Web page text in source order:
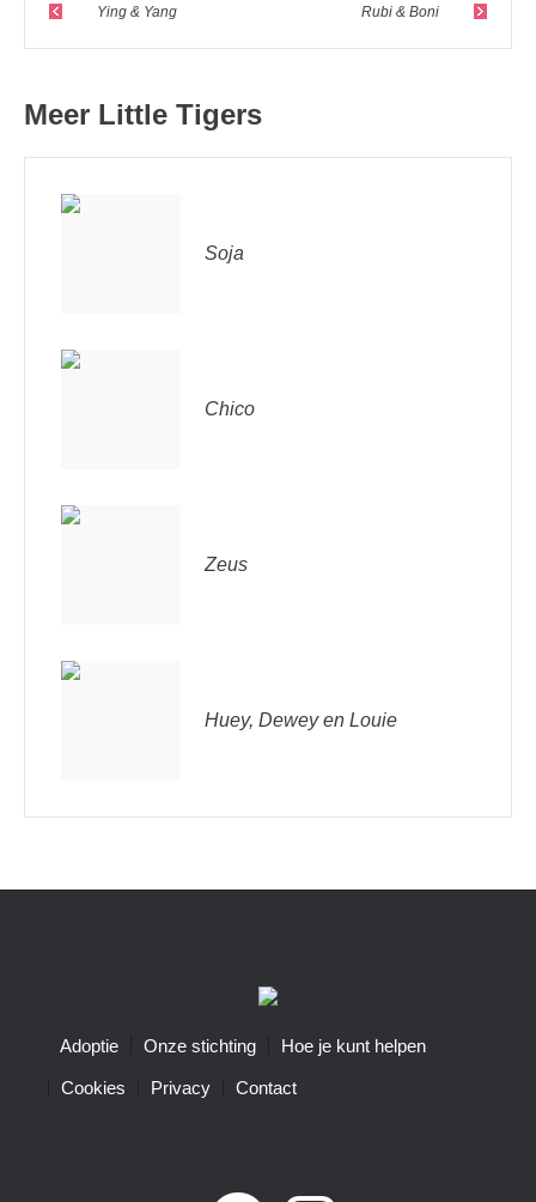
Ying & Yang Rubi & Boni
Meer Little Tigers
Soja
Chico
Zeus
Huey, Dewey en Louie
Adoptie Onze stichting Hoe je kunt helpen
Cookies Privacy Contact